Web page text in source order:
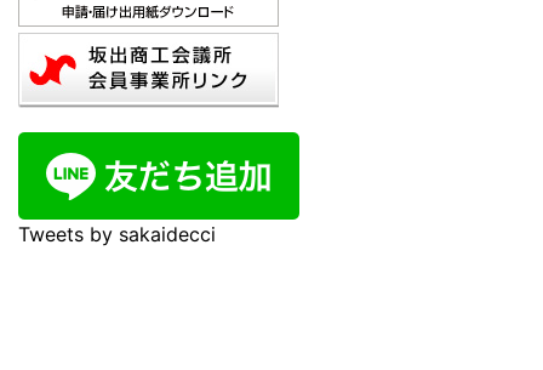
Tweets by sakaidecci